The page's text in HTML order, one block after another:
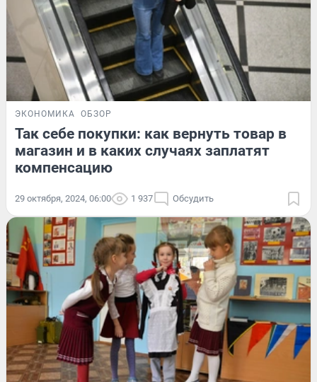
ЭКОНОМИКА ОБЗОР
Так себе покупки: как вернуть товар в
магазин и в каких случаях заплатят
компенсацию
29 октября, 2024, 06:00 1 937 Обсудить